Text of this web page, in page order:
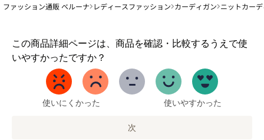
ファッション通販 ベルーナ レディースファッション カーディガン ニットカー
この商品詳細ページは、商品を確認・比較するうえで使
いやすかったですか？
1
か
使いにくかった 使いやすかった
次